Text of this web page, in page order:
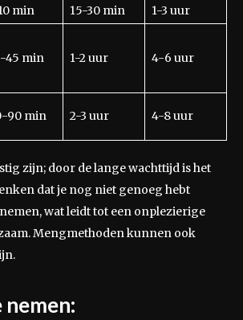
min 15-30 min
1-3 uur
45 min 1-2 uur 4-6 uur
90 min 2-3 uur 4-8 uur
zijn; door de lange wachttijd is het
dat je nog niet genoeg hebt
wat leidt tot een onplezierige
Mengmethoden kunnen ook